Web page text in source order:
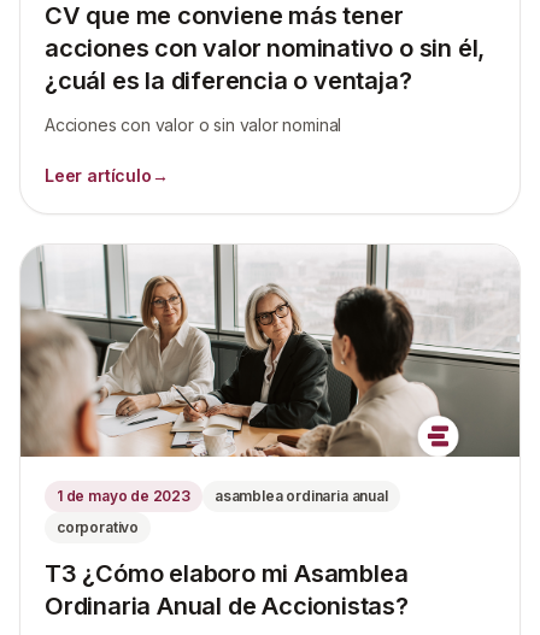
CV que me conviene más tener
acciones con valor nominativo o sin él,
¿cuál es la diferencia o ventaja?
Acciones con valor o sin valor nominal
Leer artículo→
1 de mayo de 2023
asamblea ordinaria anual
corporativo
T3 ¿Cómo elaboro mi Asamblea
Ordinaria Anual de Accionistas?